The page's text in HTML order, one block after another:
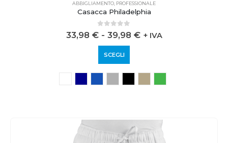
ABBIGLIAMENTO, PROFESSIONALE
Casacca Philadelphia
0 out of 5
33,98 € - 39,98 € + IVA
SCEGLI